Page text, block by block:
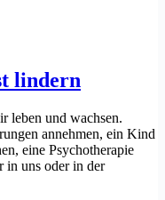
lindern
leben und wachsen.
annehmen, ein Kind
eine Psychotherapie
uns oder in der